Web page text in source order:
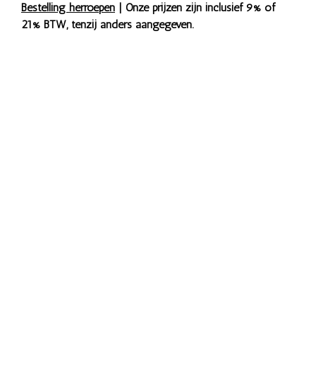
Bestelling herroepen | Onze prijzen zijn inclusief 9% of
21% BTW, tenzij anders aangegeven.